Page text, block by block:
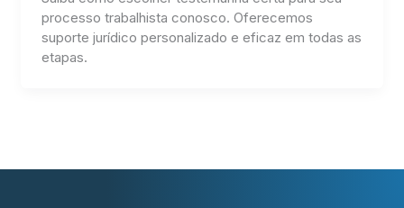
processo trabalhista conosco. Oferecemos
suporte jurídico personalizado e eficaz em todas as
etapas.